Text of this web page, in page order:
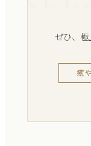
ぜひ、極
癒